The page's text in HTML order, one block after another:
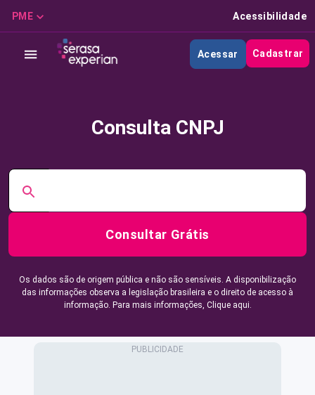
PME Acessibilidade
Acessar Cadastrar
Consulta CNPJ
Consultar Grátis
Os dados são de origem pública e não são sensíveis. A disponibilização
das informações observa a legislação brasileira e o direito de acesso à
informação. Para mais informações, Clique aqui.